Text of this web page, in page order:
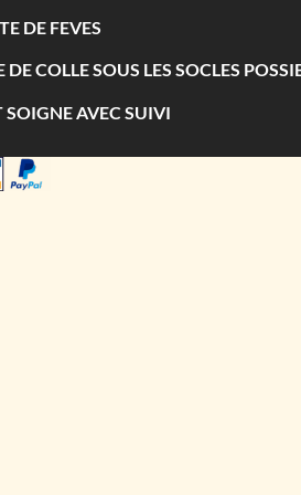
DE FEVES
DE COLLE SOUS LES SOCLES
SOIGNE AVEC SUIVI